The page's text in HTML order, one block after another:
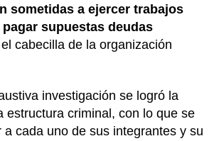
sometidas a ejercer trabajos
supuestas deudas
cabecilla de la organización
investigación se logró la
estructura criminal, con lo que se
a cada uno de sus integrantes y su